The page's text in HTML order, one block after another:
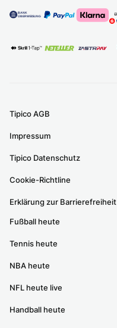
Tipico AGB
Impressum
Tipico Datenschutz
Cookie-Richtline
Erklärung zur Barrierefreiheit
Fußball heute
Tennis heute
NBA heute
NFL heute live
Handball heute